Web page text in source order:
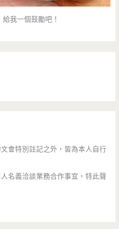
我一個鼓勵吧！
會特別註記之外，皆為本人自行
名義洽談業務合作事宜，特此聲